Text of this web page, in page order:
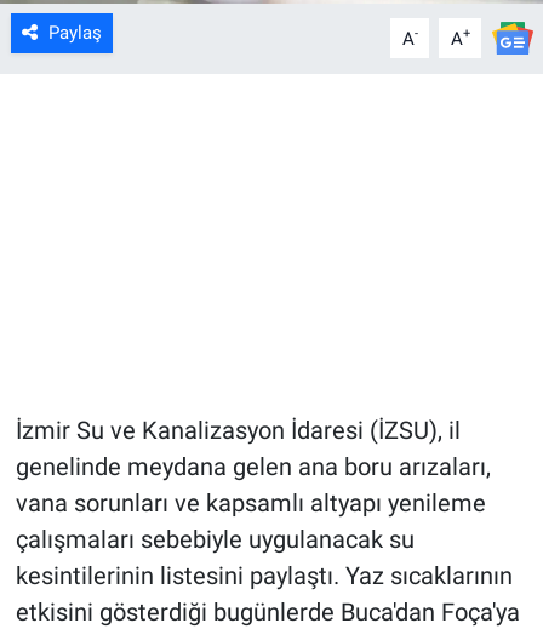
Paylaş A- A+
İzmir Su ve Kanalizasyon İdaresi (İZSU), il
genelinde meydana gelen ana boru arızaları,
vana sorunları ve kapsamlı altyapı yenileme
çalışmaları sebebiyle uygulanacak su
kesintilerinin listesini paylaştı. Yaz sıcaklarının
etkisini gösterdiği bugünlerde Buca'dan Foça'ya